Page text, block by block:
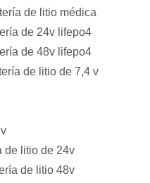
de litio médica
de 24v lifepo4
de 48v lifepo4
de litio de 7,4 v
de litio de 24v
de litio 48v